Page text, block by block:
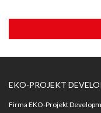
EKO-PROJEKT
Firma EKO-Projekt